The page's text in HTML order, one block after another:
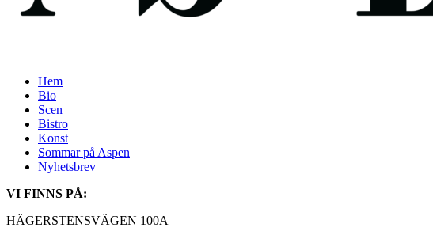
Hem
Bio
Scen
Bistro
Konst
Sommar på Aspen
Nyhetsbrev
VI FINNS PÅ:
HÄGERSTENSVÄGEN 100A